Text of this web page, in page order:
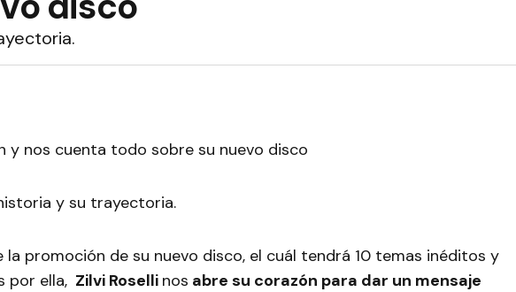
y su trayectoria.
la promoción de su nuevo disco, el cuál tendrá 10 temas inéditos y
por ella, Zilvi Roselli nos abre su corazón para dar un mensaje